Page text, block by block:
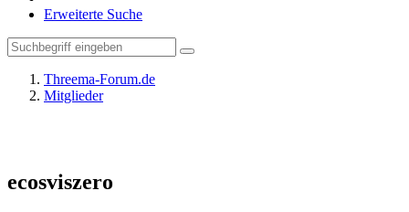
Erweiterte Suche
Threema-Forum.de
Mitglieder
ecosviszero